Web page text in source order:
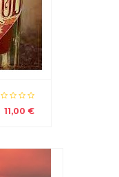
11,00 €